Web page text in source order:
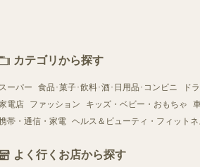
カテゴリから探す
スーパー 食品･菓子･飲料･酒･日用品･コンビニ ド
電店
ファッション キッズ・ベビー・おもちゃ
帯・通信・家電 ヘルス＆ビューティ・フィットネ
よく行くお店から探す